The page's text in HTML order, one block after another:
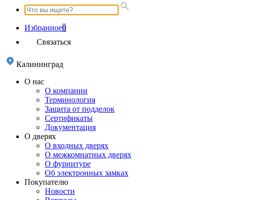
Избранное0
Связаться
Калининград
О нас
О компании
Терминология
Защита от подделок
Сертификаты
Документация
О дверях
О входных дверях
О межкомнатных дверях
О фурнитуре
Об электронных замках
Покупателю
Новости